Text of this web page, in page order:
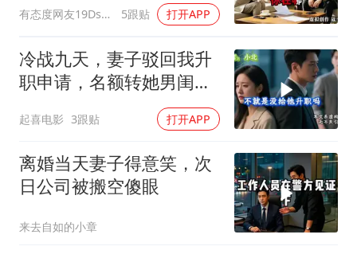
离婚
有态度网友19Dsym 5跟贴 打开APP
冷战九天，妻子驳回我升
职申请，名额转她男闺
蜜，我转身办妥1件事
起喜电影 3跟贴 打开APP
离婚当天妻子得意笑，次
日公司被搬空傻眼
来去自如的小章